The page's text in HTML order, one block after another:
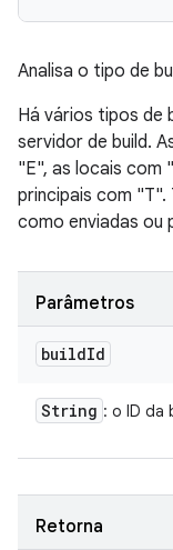
Analisa o tipo de
Há vários tipos de
servidor de build.
"E", as locais com
principais com
como enviadas ou
Parâmetros
buildId
String : o ID da
Retorna